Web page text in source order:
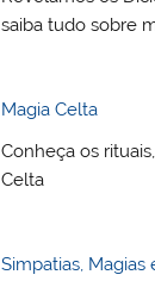
saiba tudo sobre
Magia Celta
Conheça os
Celta
Simpatias, Magias